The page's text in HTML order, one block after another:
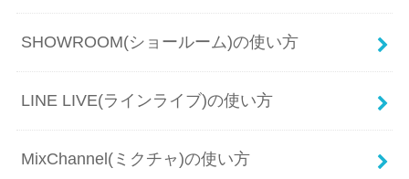
SHOWROOM(ショールーム)の使い方
LINE LIVE(ラインライブ)の使い方
MixChannel(ミクチャ)の使い方